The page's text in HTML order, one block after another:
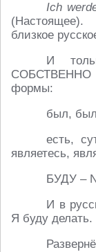
Ich
близкое
И
формы:
был,
есть,
являетесь,
БУДУ –
И в
Я буду